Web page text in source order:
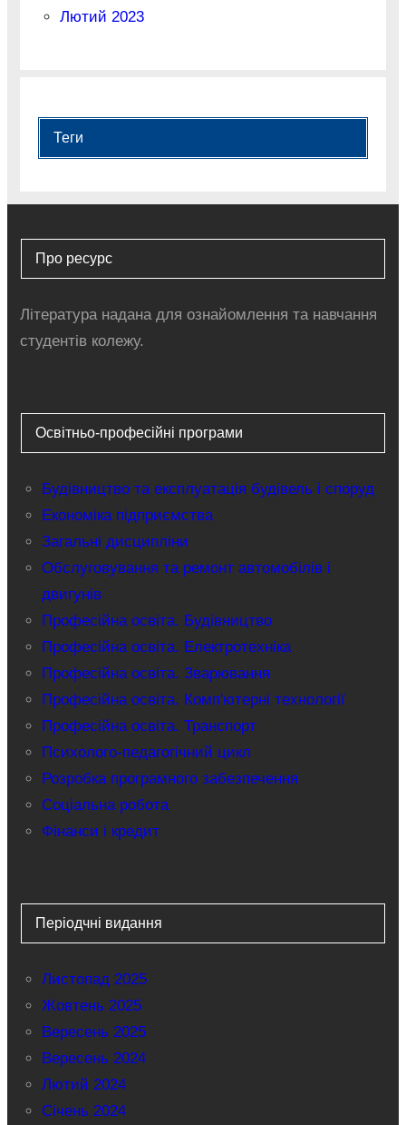
Лютий 2023
Теги
Про ресурс
Література надана для ознайомлення та навчання
студентів колежу.
Освітньо-професійні програми
Будівництво та експлуатація будівель і споруд
Економіка підприємства
Загальні дисципліни
Обслуговування та ремонт автомобілів і
двигунів
Професійна освіта. Будівництво
Професійна освіта. Електротехніка
Професійна освіта. Зварювання
Професійна освіта. Комп'ютерні технології
Професійна освіта. Транспорт
Психолого-педагогічний цикл
Розробка програмного забезпечення
Соціальна робота
Фінанси і кредит
Періодчні видання
Листопад 2025
Жовтень 2025
Вересень 2025
Вересень 2024
Лютий 2024
Січень 2024